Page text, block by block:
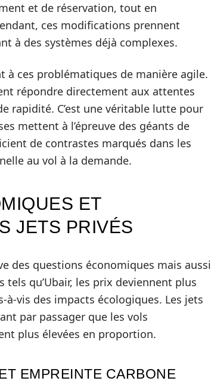
et de réservation, tout en
ces modifications prennent
à des systèmes déjà complexes.
à ces problématiques de manière agile.
répondre directement aux attentes
rapidité. C’est une véritable lutte pour
mettent à l’épreuve des géants de
de contrastes marqués dans les
au vol à la demande.
ET
JETS PRIVÉS
des questions économiques mais aussi
qu’Ubair, les prix deviennent plus
vis des impacts écologiques. Les jets
par passager que les vols
plus élevées en proportion.
EMPREINTE CARBONE